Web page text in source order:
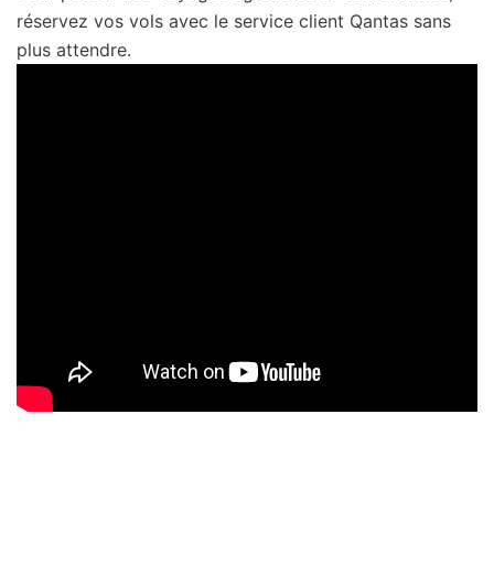
réservez vos vols avec le service client Qantas sans
plus attendre.